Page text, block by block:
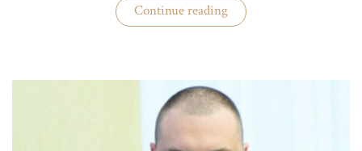
Continue reading«ЦИК
готовится